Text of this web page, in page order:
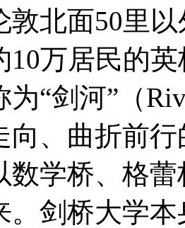
敦北面50里
10万居民的
“剑河”（
向、曲折前
数学桥、格
。剑桥大学